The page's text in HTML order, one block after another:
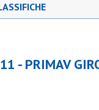
- PRIMAV